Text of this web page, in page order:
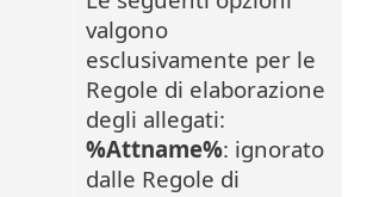
valgono
esclusivamente per le
Regole di elaborazione
degli allegati:
%Attname%: ignorato
dalle Regole di